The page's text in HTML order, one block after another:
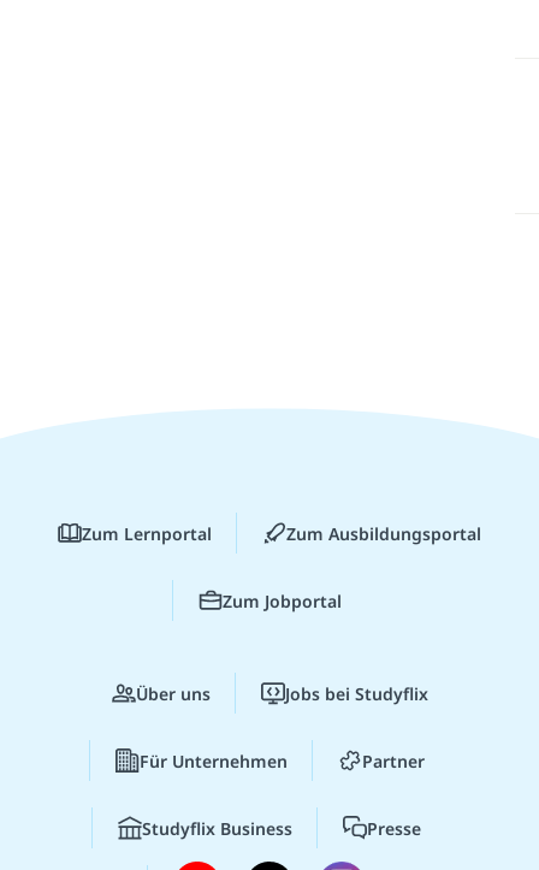
Zum Lernportal Zum Ausbildungsportal
Zum Jobportal
Über uns Jobs bei Studyflix
Für Unternehmen Partner
Studyflix Business Presse